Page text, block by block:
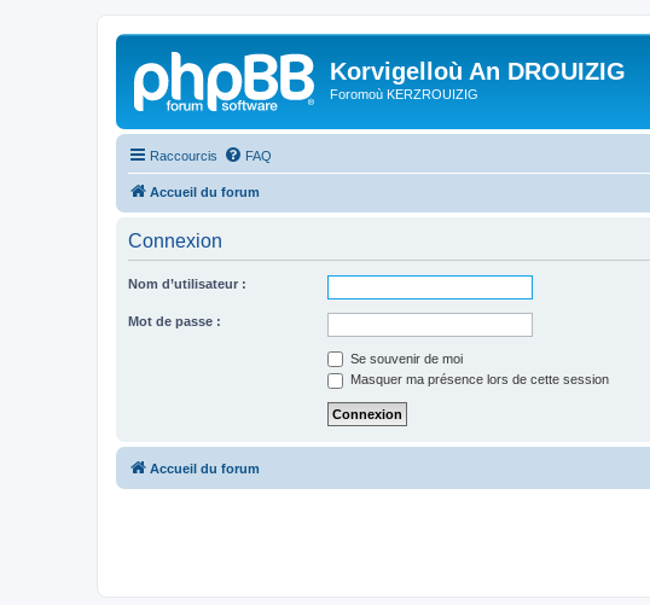
Korvigelloù An DROUIZIG
Foromoù KERZROUIZIG
Raccourcis FAQ
Accueil du forum
Connexion
Nom d’utilisateur :
Mot de passe :
Se souvenir de moi
Masquer ma présence lors de cette session
Accueil du forum